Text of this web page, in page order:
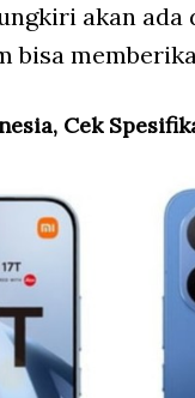
akan
bisa
Cek